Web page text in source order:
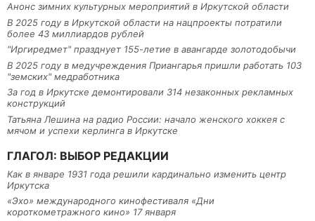
Анонс зимних культурных мероприятий в Иркутской области
В 2025 году в Иркутской области на нацпроекты потратили
более 43 миллиардов рублей
"Иргиредмет" празднует 155-летие в авангарде золотодобычи
В 2025 году в медучреждения Приангарья пришли работать 103
"земских" медработника
За год в Иркутске демонтировали 314 незаконных рекламных
конструкций
Татьяна Лешина на радио России: начало женского хоккея с
мячом и успехи керлинга в Иркутске
ГЛАГОЛ: ВЫБОР РЕДАКЦИИ
Как в январе 1931 года решили кардинально изменить центр
Иркутска
«Эхо» международного кинофестиваля «Дни
короткометражного кино» 17 января